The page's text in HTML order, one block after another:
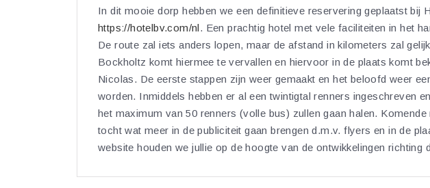
In dit mooie dorp hebben we een definitieve reservering geplaatst bij
https://hotelbv.com/nl. Een prachtig hotel met vele faciliteiten in het
De route zal iets anders lopen, maar de afstand in kilometers zal
Bockholtz komt hiermee te vervallen en hiervoor in de plaats komt
Nicolas. De eerste stappen zijn weer gemaakt en het beloofd weer
worden. Inmiddels hebben er al een twintigtal renners ingeschreven
het maximum van 50 renners (volle bus) zullen gaan halen.
tocht wat meer in de publiciteit gaan brengen d.m.v. flyers en in de
website houden we jullie op de hoogte van de ontwikkelingen richting